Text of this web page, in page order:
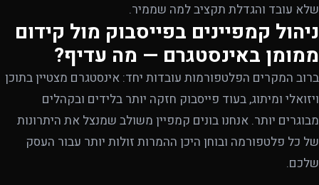
שלא עובד והגדלת תקציב למה שממיר.
ניהול קמפיינים בפייסבוק מול קידום
ממומן באינסטגרם — מה עדיף?
ברוב המקרים הפלטפורמות עובדות יחד: אינסטגרם מצטיין בתוכן
ויזואלי ומיתוג, בעוד פייסבוק חזקה יותר בלידים ובקהלים
מבוגרים יותר. אנחנו בונים קמפיין משולב שמנצל את היתרונות
של כל פלטפורמה ובוחן היכן ההמרות זולות יותר עבור העסק
שלכם.